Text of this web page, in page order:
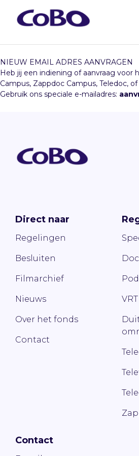
NIEUW EMAIL ADRES AANVRAGEN
Heb jij een indiening of aanvraag voor
Campus, Zappdoc Campus, Teledoc,
Gebruik ons speciale e-mailadres:
Direct naar
Regelingen
Besluiten
Filmarchief
Nieuws
Over het fonds
Contact
Contact